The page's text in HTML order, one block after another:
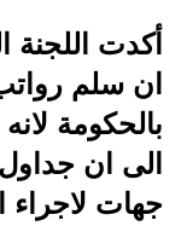
أكدت اللجنة
ان سلم
بالحكومة
جهات لاجراء